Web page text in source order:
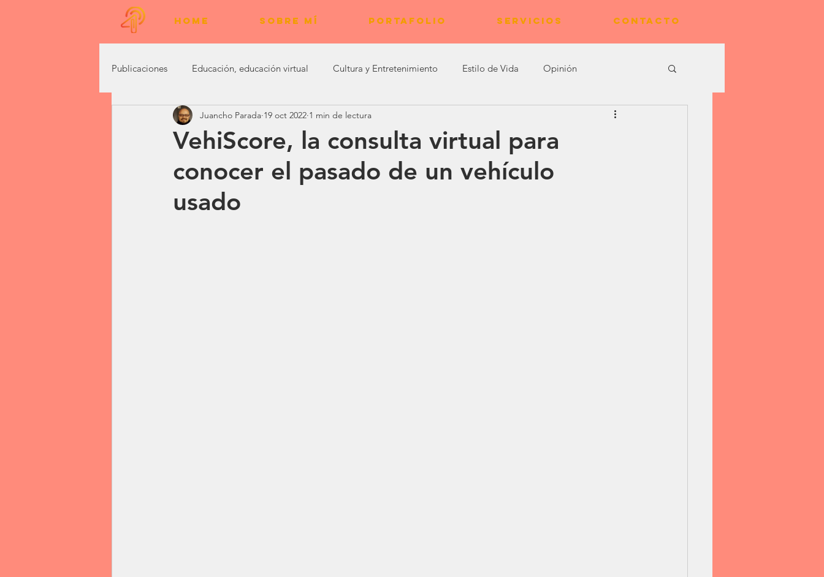
HOME SOBRE MÍ PORTAFOLIO SERVICIOS CONTACTO
Publicaciones Educación, educación virtual Cultura y Entretenimiento Estilo de Vida Opinión
Marketing Digital Vivencias Experiencias de Bienestar
VehiScore, la consulta virtual para
conocer el pasado de un vehículo
usado
Juancho Parada 19 oct 2022 1 min de lectura